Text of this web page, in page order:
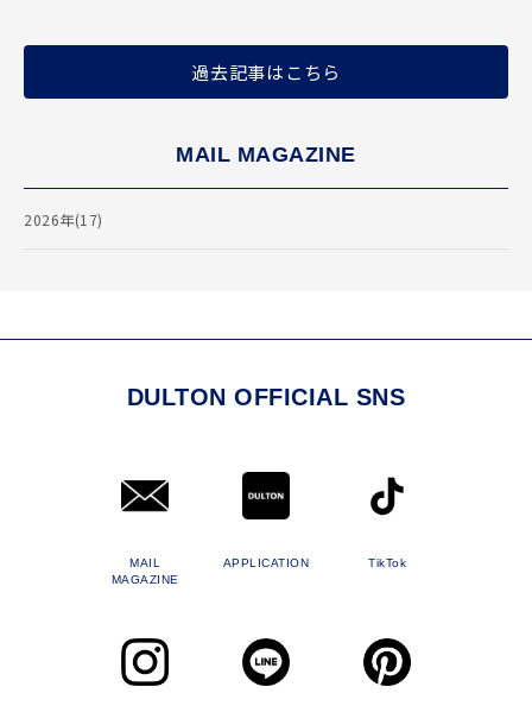
過去記事はこちら
MAIL MAGAZINE
2026年(17)
DULTON OFFICIAL SNS
MAIL
MAGAZINE
APPLICATION TikTok